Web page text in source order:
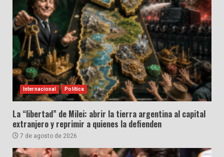
Internacional Política
La “libertad” de Milei: abrir la tierra argentina al capital
extranjero y reprimir a quienes la defienden
7 de agosto de 2026